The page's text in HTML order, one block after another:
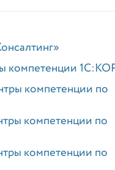
компетенции
компетенции по
компетенции по
компетенции по